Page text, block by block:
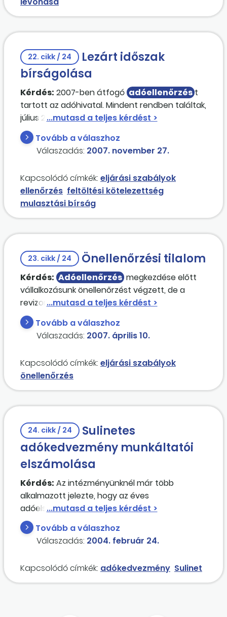
számla adóalanyiság bizonyítására valamint az
általános forgalmi adó visszaigénylésére?
22. cikk / 24
Lezárt időszak
bírságolása
Kérdés: 2007-ben átfogó adóellenőrzés t
tartott az adóhivatal. Mindent rendben találtak,
július 25-én jogerőre emelkedett a kiadott
elsőfokú határozat. Szeptemberben kaptunk
egy újabb határozatot, amely a 2006. évi
társaságiadó-előleg feltöltésének
állapított meg. A december 20-ai feltöltés
helyett valóban csak márciusban fizettünk, de
ismereteim szerint a lezárt időszakot
ismételten nem lehet ellenőrizni, ezért
szerintem jogtalan az "elfelejtett" bírság
Tovább a válaszhoz
Válaszadás: 2007. november 27.
Kapcsolódó címkék: eljárási szabályok
ellenőrzés feltöltési kötelezettség
mulasztási bírság
23. cikk / 24 Önellenőrzési tilalom
Kérdés: Adóellenőrzés megkezdése előtt
vállalkozásunk önellenőrzést végzett, de a
revizorok megérkezésekor még nem fejeztük
be. Befejezhető-e az önellenőrzés (bevallás,
befizetés), vagy a feltárt adókülönbözetet az
adóhatóság fogja jegyzőkönyvezni?
Tovább a válaszhoz
Válaszadás: 2007. április 10.
Kapcsolódó címkék: eljárási szabályok
önellenőrzés
24. cikk / 24
Sulinetes
adókedvezmény munkáltatói
elszámolása
Kérdés: Az intézményünknél már több
alkalmazott jelezte, hogy az éves
adóelszámolásában szeretné igénybe venni a
sulinetes kedvezményt. Úgy gondolom, hogy a
kedvezményt érvényesítő dolgozóknak is
elkészíthetem az elszámolását. Kérdésem csak
kérők jogosultságát, vagy elegendő-e, ha a
dolgozó átadja a számítógép,
Tovább a válaszhoz
Válaszadás: 2004. február 24.
Kapcsolódó címkék: adókedvezmény Sulinet